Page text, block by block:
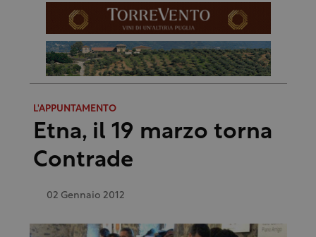
L'APPUNTAMENTO
Etna, il 19 marzo torna
Contrade
02 Gennaio 2012